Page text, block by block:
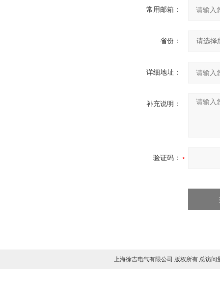
常用邮箱：
省份：
详细地址：
补充说明：
验证码：
上海徐吉电气有限公司 版权所有 总访问